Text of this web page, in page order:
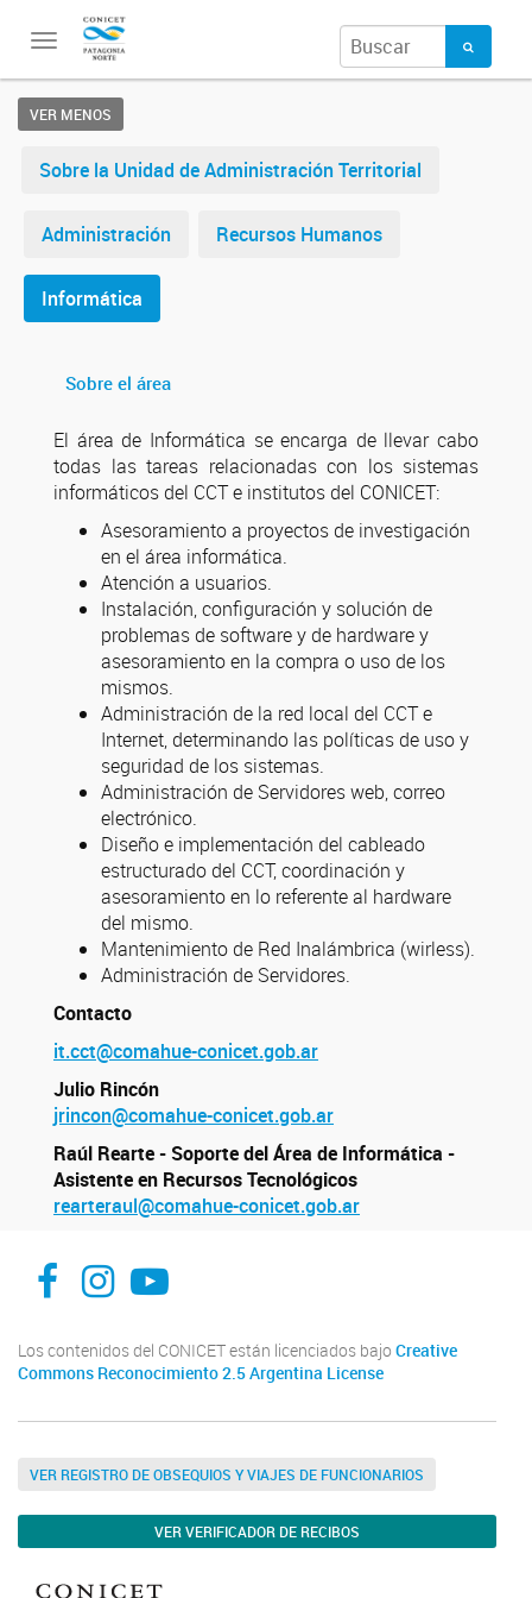
Toggle
VER MENOS
Sobre la Unidad de Administración Territorial
Administración Recursos Humanos
Informática
Sobre el área
El área de Informática se encarga de llevar cabo
todas las tareas relacionadas con los sistemas
informáticos del CCT e institutos del CONICET:
Asesoramiento a proyectos de investigación
en el área informática.
Atención a usuarios.
Instalación, configuración y solución de
problemas de software y de hardware y
asesoramiento en la compra o uso de los
mismos.
Administración de la red local del CCT e
Internet, determinando las políticas de uso y
seguridad de los sistemas.
Administración de Servidores web, correo
electrónico.
Diseño e implementación del cableado
estructurado del CCT, coordinación y
asesoramiento en lo referente al hardware
del mismo.
Mantenimiento de Red Inalámbrica (wirless).
Administración de Servidores.
Contacto
it.cct@comahue-conicet.gob.ar
Julio Rincón
jrincon@comahue-conicet.gob.ar
Raúl Rearte - Soporte del Área de Informática -
Asistente en Recursos Tecnológicos
rearteraul@comahue-conicet.gob.ar
Facebook
Instagram
YouTube
Los contenidos del CONICET están licenciados bajo Creative
Commons Reconocimiento 2.5 Argentina License
VER REGISTRO DE OBSEQUIOS Y VIAJES DE FUNCIONARIOS
VER VERIFICADOR DE RECIBOS